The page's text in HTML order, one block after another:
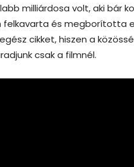
milliárdosa volt, aki bár
felkavarta és megborította
cikket, hiszen a
csak a filmnél.